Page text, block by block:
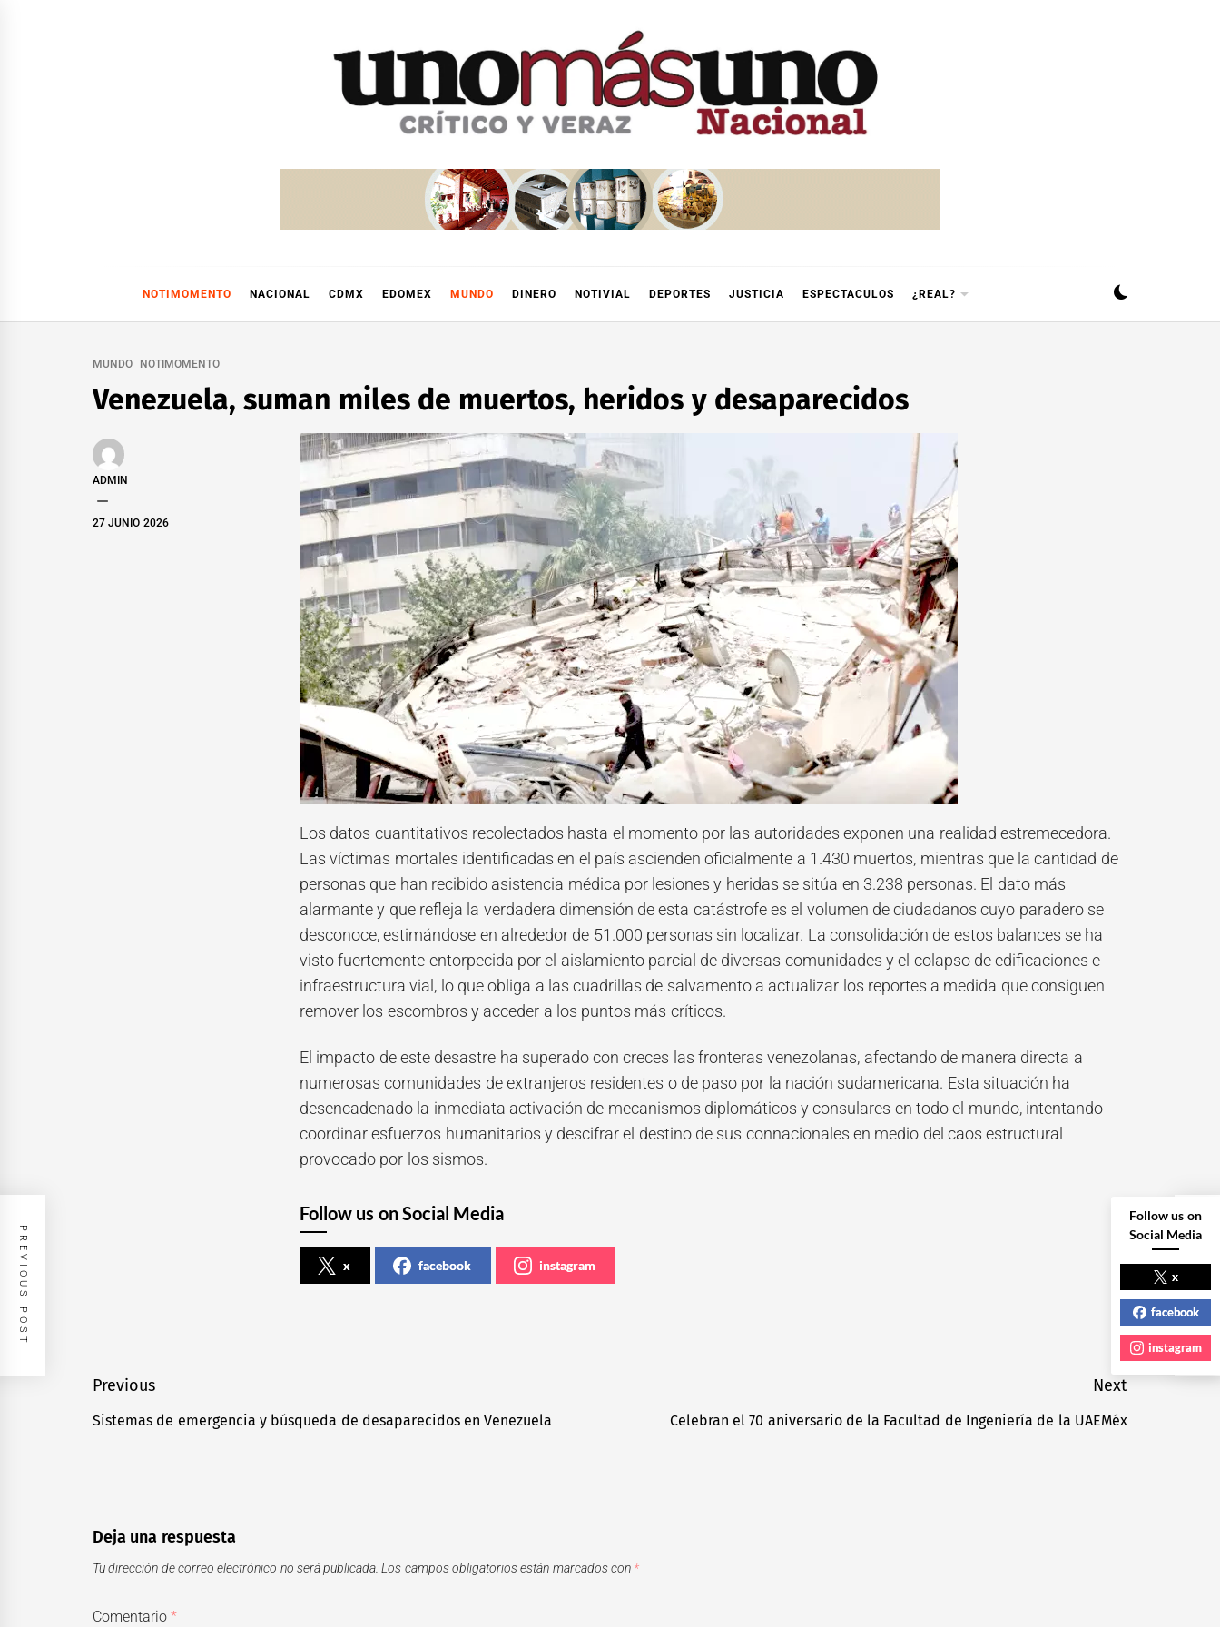
NOTIMOMENTO NACIONAL CDMX EDOMEX MUNDO DINERO NOTIVIAL DEPORTES JUSTICIA ESPECTACULOS ¿REAL?
MUNDO NOTIMOMENTO
Venezuela, suman miles de muertos, heridos y desaparecidos
ADMIN
27 JUNIO 2026
Los datos cuantitativos recolectados hasta el momento por las autoridades exponen una realidad estremecedora.
Las víctimas mortales identificadas en el país ascienden oficialmente a 1.430 muertos, mientras que la cantidad de
personas que han recibido asistencia médica por lesiones y heridas se sitúa en 3.238 personas. El dato más
alarmante y que refleja la verdadera dimensión de esta catástrofe es el volumen de ciudadanos cuyo paradero se
desconoce, estimándose en alrededor de 51.000 personas sin localizar. La consolidación de estos balances se ha
visto fuertemente entorpecida por el aislamiento parcial de diversas comunidades y el colapso de edificaciones e
infraestructura vial, lo que obliga a las cuadrillas de salvamento a actualizar los reportes a medida que consiguen
remover los escombros y acceder a los puntos más críticos.
El impacto de este desastre ha superado con creces las fronteras venezolanas, afectando de manera directa a
numerosas comunidades de extranjeros residentes o de paso por la nación sudamericana. Esta situación ha
desencadenado la inmediata activación de mecanismos diplomáticos y consulares en todo el mundo, intentando
coordinar esfuerzos humanitarios y descifrar el destino de sus connacionales en medio del caos estructural
provocado por los sismos.
Follow us on Social Media
x facebook instagram
Navegación
de
Previous
Previous
Sistemas de emergencia y búsqueda de desaparecidos en Venezuela
Next
Next
Celebran el 70 aniversario de la Facultad de Ingeniería de la UAEMéx
PREVIOUS POST NEXT POST
Deja una respuesta
Tu dirección de correo electrónico no será publicada. Los campos obligatorios están marcados con *
Comentario*
Follow us on
Social Media
x
facebook
instagram